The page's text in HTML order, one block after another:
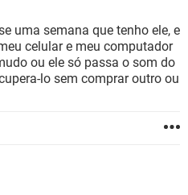
GMAIL
FACEBOOK
EXCEL
uma semana que tenho ele, e
celular e meu computador
ou ele só passa o som do
lo sem comprar outro ou